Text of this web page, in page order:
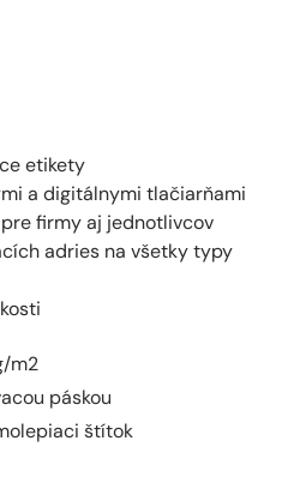
etikety
a digitálnymi tlačiarňami
firmy aj jednotlivcov
adries na všetky typy
m2
páskou
štítok